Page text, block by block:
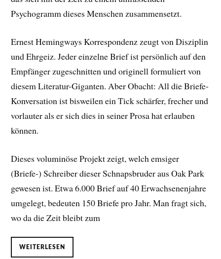
Psychogramm dieses Menschen zusammensetzt.
Ernest Hemingways Korrespondenz zeugt von Disziplin
und Ehrgeiz. Jeder einzelne Brief ist persönlich auf den
Empfänger zugeschnitten und originell formuliert von
diesem Literatur-Giganten. Aber Obacht: All die Briefe-
Konversation ist bisweilen ein Tick schärfer, frecher und
vorlauter als er sich dies in seiner Prosa hat erlauben
können.
Dieses voluminöse Projekt zeigt, welch emsiger
(Briefe-) Schreiber dieser Schnapsbruder aus Oak Park
gewesen ist. Etwa 6.000 Brief auf 40 Erwachsenenjahre
umgelegt, bedeuten 150 Briefe pro Jahr. Man fragt sich,
wo da die Zeit bleibt zum
WEITERLESEN